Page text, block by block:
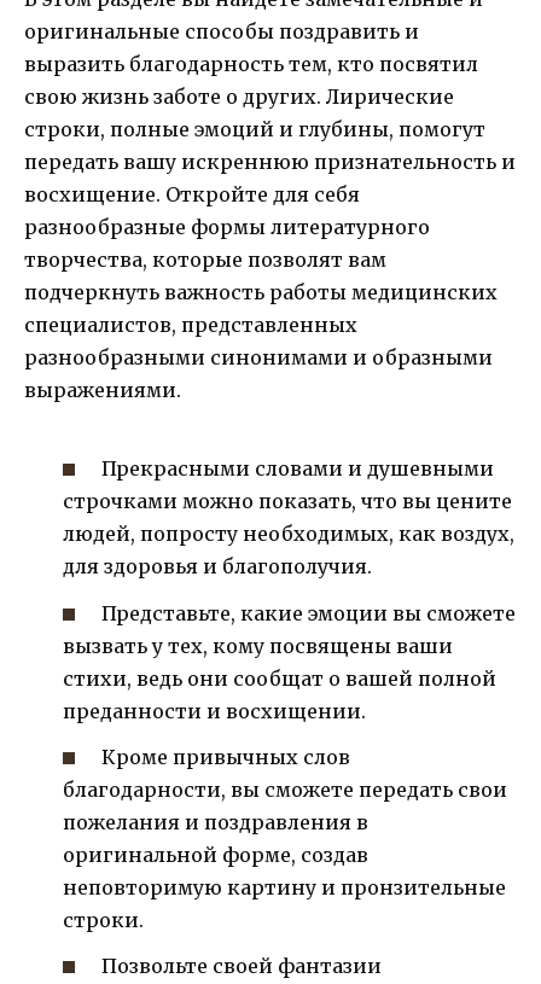
оригинальные способы поздравить и
выразить благодарность тем, кто посвятил
свою жизнь заботе о других. Лирические
строки, полные эмоций и глубины, помогут
передать вашу искреннюю признательность и
восхищение. Откройте для себя
разнообразные формы литературного
творчества, которые позволят вам
подчеркнуть важность работы медицинских
специалистов, представленных
разнообразными синонимами и образными
выражениями.
Прекрасными словами и душевными
строчками можно показать, что вы цените
людей, попросту необходимых, как воздух,
для здоровья и благополучия.
Представьте, какие эмоции вы сможете
вызвать у тех, кому посвящены ваши
стихи, ведь они сообщат о вашей полной
преданности и восхищении.
Кроме привычных слов
благодарности, вы сможете передать свои
пожелания и поздравления в
оригинальной форме, создав
неповторимую картину и пронзительные
строки.
Позвольте своей фантазии